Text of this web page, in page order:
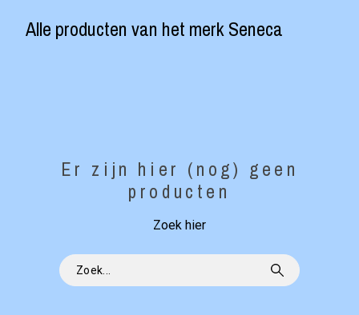
Alle producten van het merk Seneca
Er zijn hier (nog) geen
producten
Zoek hier